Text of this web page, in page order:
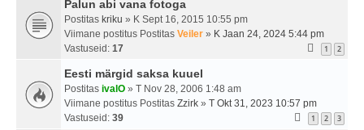
Palun abi vana fotoga
Postitas kriku » K Sept 16, 2015 10:55 pm
Viimane postitus Postitas Veiler » K Jaan 24, 2024 5:44 pm
Vastuseid: 17 1 2
Eesti märgid saksa kuuel
Postitas ivalO » T Nov 28, 2006 1:48 am
Viimane postitus Postitas Zzirk » T Okt 31, 2023 10:57 pm
Vastuseid: 39 1 2 3